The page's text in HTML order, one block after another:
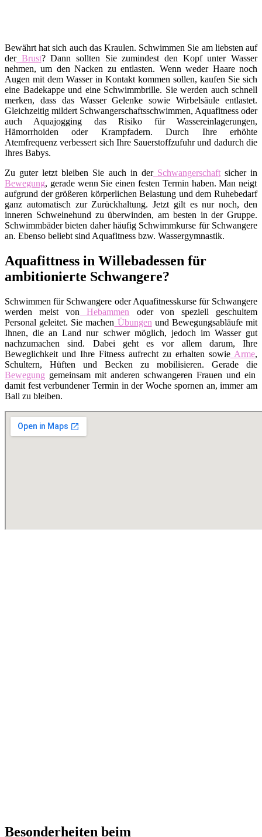
Bewährt hat sich auch das Kraulen. Schwimmen Sie am liebsten auf
derBrust? Dann sollten Sie zumindest den Kopf unter Wasser
nehmen, um den Nacken zu entlasten. Wenn weder Haare noch
Augen mit dem Wasser in Kontakt kommen sollen, kaufen Sie sich
eine Badekappe und eine Schwimmbrille. Sie werden auch schnell
merken, dass das Wasser Gelenke sowie Wirbelsäule entlastet.
Gleichzeitig mildert Schwangerschaftsschwimmen, Aquafitness oder
auch Aquajogging das Risiko für Wassereinlagerungen,
Hämorrhoiden oder Krampfadern. Durch Ihre erhöhte
Atemfrequenz verbessert sich Ihre Sauerstoffzufuhr und dadurch die
Ihres Babys.
Zu guter letzt bleiben Sie auch in derSchwangerschaftsicher in
Bewegung, gerade wenn Sie einen festen Termin haben. Man neigt
aufgrund der größeren körperlichen Belastung und dem Ruhebedarf
ganz automatisch zur Zurückhaltung. Jetzt gilt es nur noch, den
inneren Schweinehund zu überwinden, am besten in der Gruppe.
Schwimmbäder bieten daher häufig Schwimmkurse für Schwangere
an. Ebenso beliebt sind Aquafitness bzw. Wassergymnastik.
Aquafittness in Willebadessen für
ambitionierte Schwangere?
Schwimmen für Schwangere oder Aquafitnesskurse für Schwangere
werden meist von Hebammen oder von speziell geschultem
Personal geleitet. Sie machen Übungen und Bewegungsabläufe mit
Ihnen, die an Land nur schwer möglich, jedoch im Wasser gut
nachzumachen sind. Dabei geht es vor allem darum, Ihre
Beweglichkeit und Ihre Fitness aufrecht zu erhalten sowie Arme,
Schultern, Hüften und Becken zu mobilisieren. Gerade die
Bewegung gemeinsam mit anderen schwangeren Frauen und ein
damit fest verbundener Termin in der Woche spornen an, immer am
Ball zu bleiben.
Besonderheiten beim